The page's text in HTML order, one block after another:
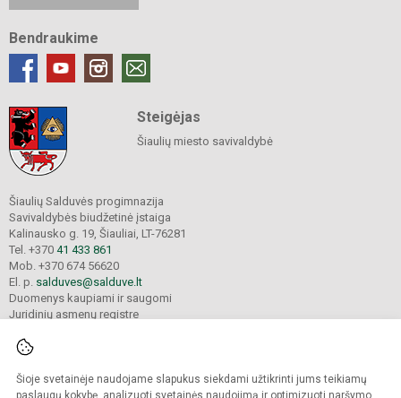
Šioje svetainėje naudojame slapukus siekdami užtikrinti jums teikiamų
paslaugų kokybę, analizuoti svetainės naudojimą ir optimizuoti naršymo
Bendraukime
Steigėjas
Šiaulių miesto savivaldybė
Šiaulių Salduvės progimnazija
Savivaldybės biudžetinė įstaiga
Kalinausko g. 19, Šiauliai, LT-76281
Tel. +370 41 433 861
Mob. +370 674 56620
El. p. salduves@salduve.lt
Duomenys kaupiami ir saugomi
Juridinių asmenų registre
© 2026. Šiaulių Salduvės progimnazija. Visos teisės saugomos.